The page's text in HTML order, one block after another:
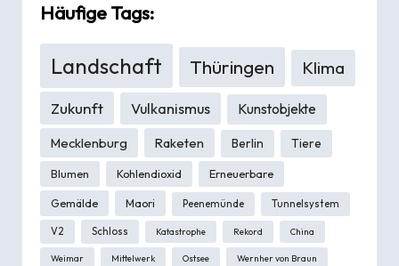
Häufige Tags:
Landschaft Thüringen Klima
Zukunft Vulkanismus
Kunstobjekte
Mecklenburg
Raketen Berlin Tiere
Blumen Kohlendioxid Erneuerbare
Gemälde Maori Peenemünde Tunnelsystem
V2 Schloss Katastrophe Rekord China
Weimar Mittelwerk Ostsee Wernher von Braun